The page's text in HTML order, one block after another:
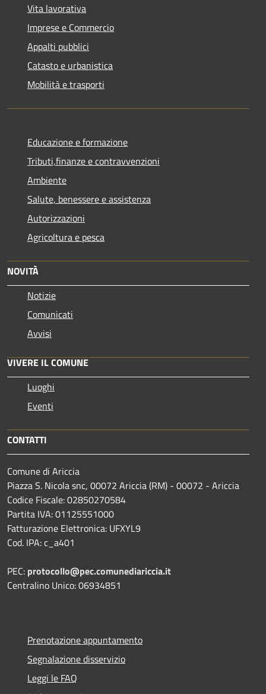
Vita lavorativa
Imprese e Commercio
Appalti pubblici
Catasto e urbanistica
Mobilità e trasporti
Educazione e formazione
Tributi,finanze e contravvenzioni
Ambiente
Salute, benessere e assistenza
Autorizzazioni
Agricoltura e pesca
NOVITÀ
Notizie
Comunicati
Avvisi
VIVERE IL COMUNE
Luoghi
Eventi
CONTATTI
Comune di Ariccia
Piazza S. Nicola snc, 00072 Ariccia (RM) - 00072 - Ariccia
Codice Fiscale: 02850270584
Partita IVA: 01125551000
Fatturazione Elettronica: UFXYL9
Cod. IPA: c_a401
PEC: protocollo@pec.comunediariccia.it
Centralino Unico: 06934851
Prenotazione appuntamento
Segnalazione disservizio
Leggi le FAQ